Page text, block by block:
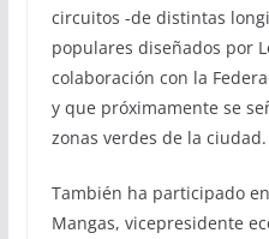
circuitos -de distintas
populares diseñados por
colaboración con la
y que próximamente se
zonas verdes de la ciudad.
También ha participado
Mangas, vicepresidente